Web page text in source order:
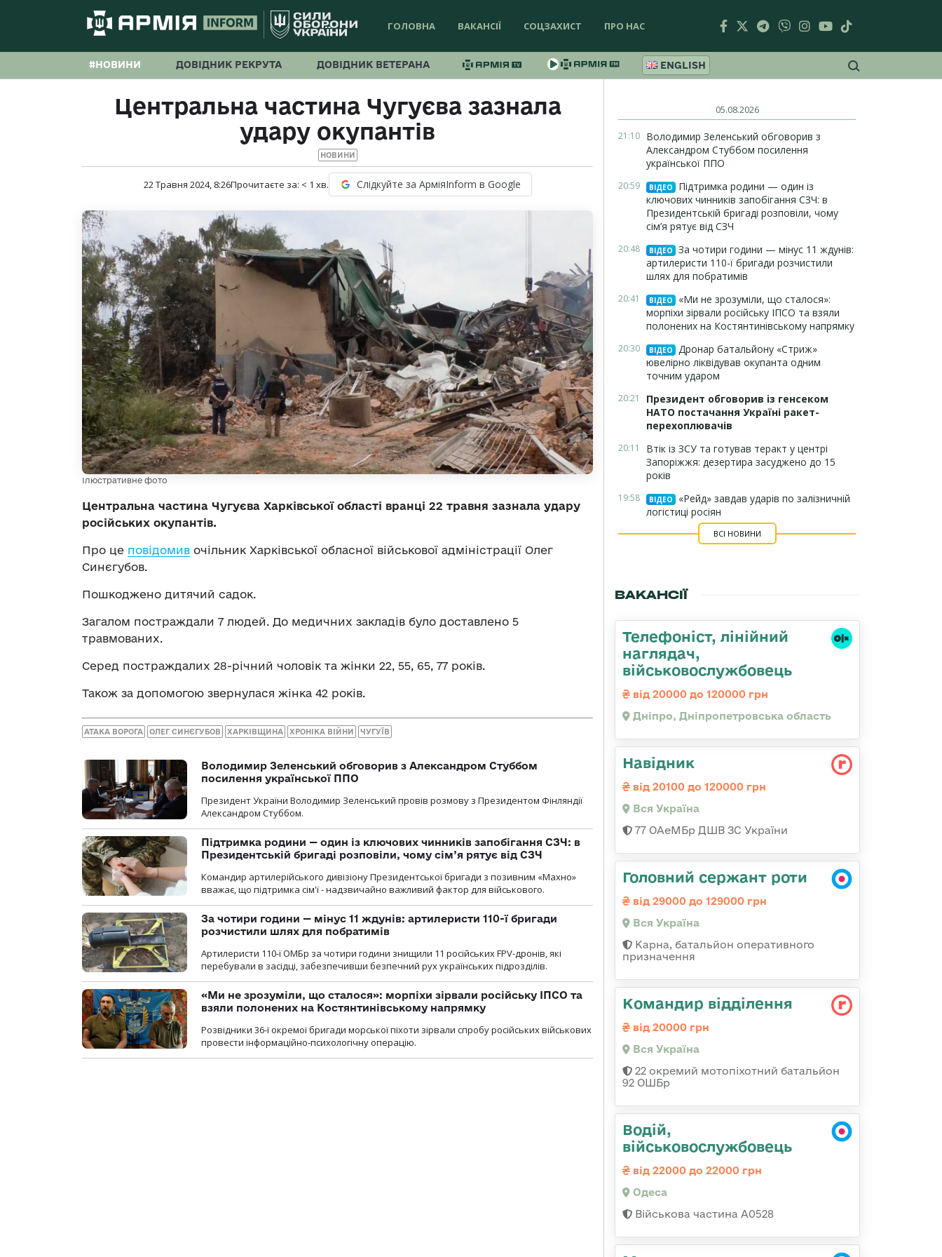
ГОЛОВНА ВАКАНСІЇ СОЦЗАХИСТ ПРО НАС
#НОВИНИ ДОВІДНИК РЕКРУТА ДОВІДНИК ВЕТЕРАНА ENGLISH
Центральна частина Чугуєва зазнала
удару окупантів
НОВИНИ
22 Травня 2024, 8:26Прочитаєте за: < 1 хв. Слідкуйте за АрміяInform в Google
Ілюстративне фото
Центральна частина Чугуєва Харківської області вранці 22 травня зазнала удару
російських окупантів.
Про це повідомив очільник Харківської обласної військової адміністрації Олег
Синєгубов.
Пошкоджено дитячий садок.
Загалом постраждали 7 людей. До медичних закладів було доставлено 5
травмованих.
Серед постраждалих 28-річний чоловік та жінки 22, 55, 65, 77 років.
Також за допомогою звернулася жінка 42 років.
АТАКА ВОРОГА ОЛЕГ СИНЄГУБОВ ХАРКІВЩИНА ХРОНІКА ВІЙНИ ЧУГУЇВ
Володимир Зеленський обговорив з Александром Стуббом
посилення української ППО
Президент України Володимир Зеленський провів розмову з Президентом Фінляндії
Александром Стуббом.
Підтримка родини — один із ключових чинників запобігання СЗЧ: в
Президентській бригаді розповіли, чому сім’я рятує від СЗЧ
Командир артилерійського дивізіону Президентської бригади з позивним «Махно»
вважає, що підтримка сім'ї - надзвичайно важливий фактор для військового.
За чотири години — мінус 11 ждунів: артилеристи 110-ї бригади
розчистили шлях для побратимів
Артилеристи 110-ї ОМБр за чотири години знищили 11 російських FPV-дронів, які
перебували в засідці, забезпечивши безпечний рух українських підрозділів.
«Ми не зрозуміли, що сталося»: морпіхи зірвали російську ІПСО та
взяли полонених на Костянтинівському напрямку
Розвідники 36-ї окремої бригади морської піхоти зірвали спробу російських військових
провести інформаційно-психологічну операцію.
05.08.2026
21:10 Володимир Зеленський обговорив з
Александром Стуббом посилення
української ППО
20:59 ВІДЕО
Підтримка родини — один із
ключових чинників запобігання СЗЧ: в
Президентській бригаді розповіли, чому
сім’я рятує від СЗЧ
20:48 ВІДЕО
За чотири години — мінус 11 ждунів:
артилеристи 110-ї бригади розчистили
шлях для побратимів
20:41 ВІДЕО
«Ми не зрозуміли, що сталося»:
морпіхи зірвали російську ІПСО та взяли
полонених на Костянтинівському напрямку
20:30 ВІДЕО
Дронар батальйону «Стриж»
ювелірно ліквідував окупанта одним
точним ударом
20:21
Президент обговорив із генсеком
НАТО постачання Україні ракет-
перехоплювачів
20:11
Втік із ЗСУ та готував теракт у центрі
Запоріжжя: дезертира засуджено до 15
років
19:58 ВІДЕО
«Рейд» завдав ударів по залізничній
логістиці росіян
ВСІ НОВИНИ
ВАКАНСІЇ
Телефоніст, лінійний
наглядач,
військовослужбовець
від 20000 до 120000 грн
Дніпро, Дніпропетровська область
Навідник
від 20100 до 120000 грн
Вся Україна
77 ОАеМБр ДШВ ЗС України
Головний сержант роти
від 29000 до 129000 грн
Вся Україна
Карна, батальйон оперативного
призначення
Командир відділення
від 20000 грн
Вся Україна
22 окремий мотопіхотний батальйон
92 ОШБр
Водій,
військовослужбовець
від 22000 до 22000 грн
Одеса
Військова частина А0528